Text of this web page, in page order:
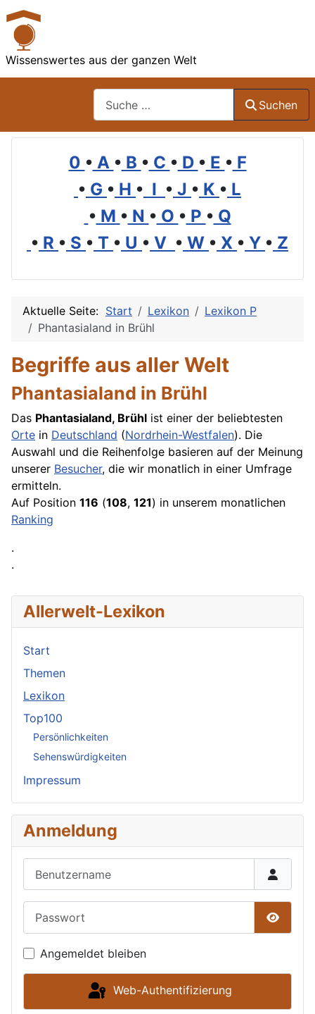
Wissenswertes aus der ganzen Welt
Suchen
0 • A • B • C • D • E • F
• G • H • I • J • K • L
• M • N • O • P • Q
• R • S • T • U • V • W • X • Y • Z
Aktuelle Seite: Start Lexikon
Lexikon P
Phantasialand in Brühl
Begriffe aus aller Welt
Phantasialand in Brühl
Das Phantasialand, Brühl ist einer der beliebtesten
Orte in Deutschland (Nordrhein-Westfalen). Die
Auswahl und die Reihenfolge basieren auf der Meinung
unserer Besucher, die wir monatlich in einer Umfrage
ermitteln.
Auf Position 116 (108, 121) in unserem monatlichen
Ranking
.
.
Allerwelt-Lexikon
Start
Themen
Lexikon
Top100
Persönlichkeiten
Sehenswürdigkeiten
Impressum
Anmeldung
Angemeldet bleiben
Web-Authentifizierung